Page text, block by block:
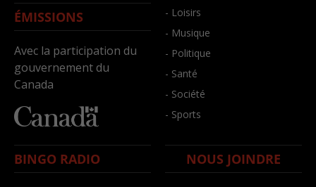
ÉMISSIONS
Avec la participation du
gouvernement du
Canada
- Loisirs
- Musique
- Politique
- Santé
- Société
- Sports
BINGO RADIO NOUS JOINDRE